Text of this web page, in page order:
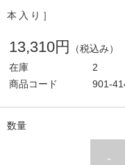
本入り］
13,310円
（税込み）
在庫
2
商品コード
901-
数量
-